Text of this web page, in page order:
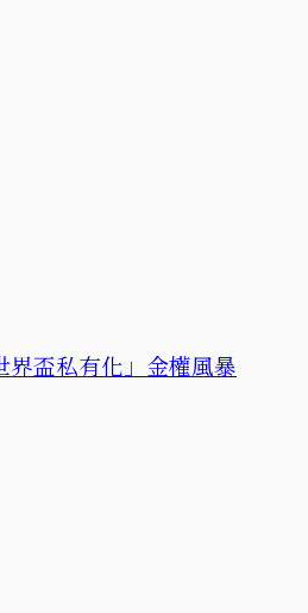
盃私有化」金權風暴